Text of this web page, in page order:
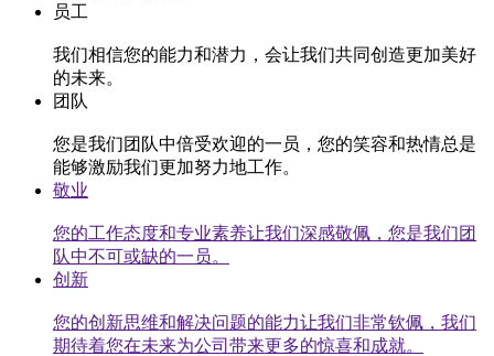
员工
我们相信您的能力和潜力，会让我们共同创造更加美好
的未来。
团队
您是我们团队中倍受欢迎的一员，您的笑容和热情总是
能够激励我们更加努力地工作。
敬业
您的工作态度和专业素养让我们深感敬佩，您是我们团
队中不可或缺的一员。
创新
您的创新思维和解决问题的能力让我们非常钦佩，我们
期待着您在未来为公司带来更多的惊喜和成就。